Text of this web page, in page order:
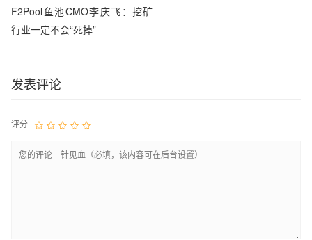
F2Pool鱼池CMO李庆飞：挖矿
行业一定不会“死掉”
发表评论
评分